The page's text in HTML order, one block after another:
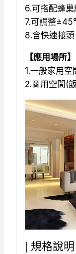
搭
配
雨
果
LED
模
組
使
用-
TJ2
Lighting
數
量
6.可搭配蜂
7.可調整
8.含快速接
【應用場所】
1.一般家用
2.商用空間(
| 規格說明